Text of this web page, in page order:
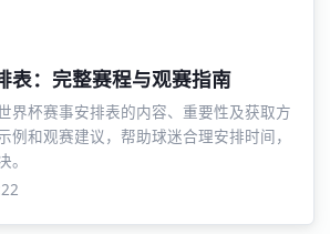
表：完整赛程与观赛指南
界杯赛事安排表的内容、重要性及获取方
例和观赛建议，帮助球迷合理安排时间，